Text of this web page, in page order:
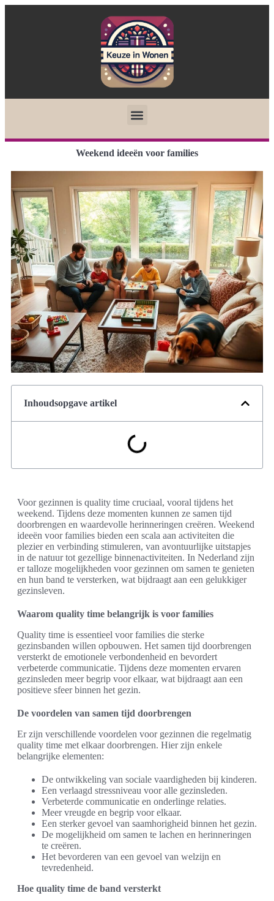
Weekend ideeën voor families
Inhoudsopgave artikel
Voor gezinnen is quality time cruciaal, vooral tijdens het
weekend. Tijdens deze momenten kunnen ze samen tijd
doorbrengen en waardevolle herinneringen creëren. Weekend
ideeën voor families bieden een scala aan activiteiten die
plezier en verbinding stimuleren, van avontuurlijke uitstapjes
in de natuur tot gezellige binnenactiviteiten. In Nederland zijn
er talloze mogelijkheden voor gezinnen om samen te genieten
en hun band te versterken, wat bijdraagt aan een gelukkiger
gezinsleven.
Waarom quality time belangrijk is voor families
Quality time is essentieel voor families die sterke
gezinsbanden willen opbouwen. Het samen tijd doorbrengen
versterkt de emotionele verbondenheid en bevordert
verbeterde communicatie. Tijdens deze momenten ervaren
gezinsleden meer begrip voor elkaar, wat bijdraagt aan een
positieve sfeer binnen het gezin.
De voordelen van samen tijd doorbrengen
Er zijn verschillende voordelen voor gezinnen die regelmatig
quality time met elkaar doorbrengen. Hier zijn enkele
belangrijke elementen:
De ontwikkeling van sociale vaardigheden bij kinderen.
Een verlaagd stressniveau voor alle gezinsleden.
Verbeterde communicatie en onderlinge relaties.
Meer vreugde en begrip voor elkaar.
Een sterker gevoel van saamhorigheid binnen het gezin.
De mogelijkheid om samen te lachen en herinneringen
te creëren.
Het bevorderen van een gevoel van welzijn en
tevredenheid.
Hoe quality time de band versterkt